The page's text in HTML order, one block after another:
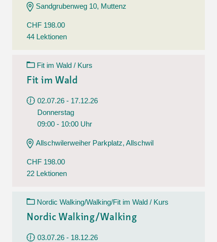
Sandgrubenweg 10, Muttenz
CHF 198.00
44 Lektionen
Fit im Wald / Kurs
Fit im Wald
02.07.26 - 17.12.26
Donnerstag
09:00 - 10:00 Uhr
Allschwilerweiher Parkplatz, Allschwil
CHF 198.00
22 Lektionen
Nordic Walking/Walking/Fit im Wald / Kurs
Nordic Walking/Walking
03.07.26 - 18.12.26